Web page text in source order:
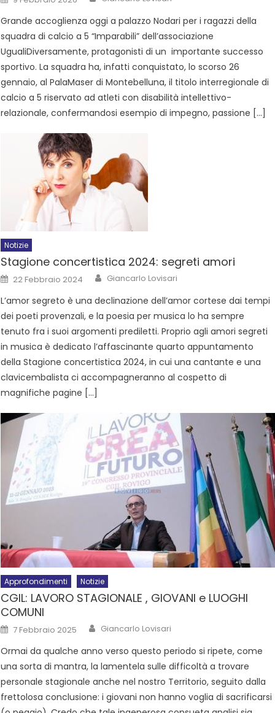
Grande accoglienza oggi a palazzo Nodari per i ragazzi della
squadra di calcio a 5 “Imparabili” dell’associazione
UgualiDiversamente, protagonisti di un importante successo
sportivo. La squadra ha, infatti conquistato, lo scorso 26
gennaio, al PalaMaser di Montebelluna, il titolo interregionale di
calcio a 5 riservato ad atleti con disabilità intellettivo-
relazionale, confermandosi esempio di impegno, passione […]
Notizie
Stagione concertistica 2024: segreti amori
22 Febbraio 2024 Giancarlo Lovisari
L’amor segreto è una declinazione dell’amor cortese dai tempi
dei poeti provenzali, e la poesia per musica lo ha sempre
tenuto fra i suoi argomenti prediletti. Proprio agli amori segreti
in musica è dedicato l’affascinante quarto appuntamento
della Stagione concertistica 2024, in cui una cantante e una
clavicembalista ci accompagneranno al cospetto di
magnifiche pagine […]
Approfondimenti Notizie
CGIL: LAVORO STAGIONALE , GIOVANI e LUOGHI
COMUNI
7 Febbraio 2025 Giancarlo Lovisari
Ormai da qualche anno verso questo periodo si ripete, come
una sorta di mantra, la lamentela sulle difficoltà a trovare
personale stagionale anche nel nostro Territorio, seguito dalla
frettolosa conclusione: i giovani non hanno voglia di sacrificarsi